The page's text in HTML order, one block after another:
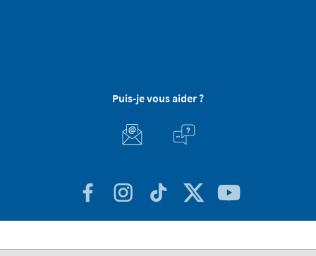
Puis-je vous aider ?